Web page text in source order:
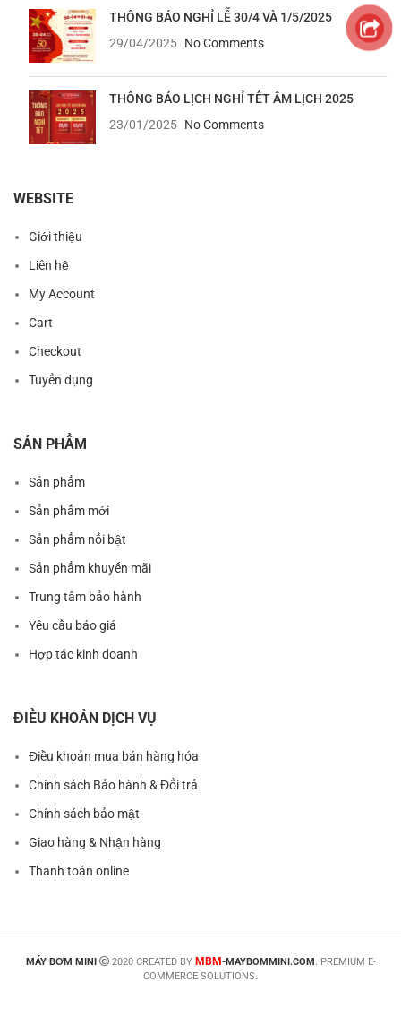
THÔNG BÁO NGHỈ LỄ 30/4 VÀ 1/5/2025
29/04/2025 No Comments
THÔNG BÁO LỊCH NGHỈ TẾT ÂM LỊCH 2025
23/01/2025 No Comments
WEBSITE
Giới thiệu
Liên hệ
My Account
Cart
Checkout
Tuyển dụng
SẢN PHẨM
Sản phẩm
Sản phẩm mới
Sản phẩm nổi bật
Sản phẩm khuyến mãi
Trung tâm bảo hành
Yêu cầu báo giá
Hợp tác kinh doanh
ĐIỀU KHOẢN DỊCH VỤ
Điều khoản mua bán hàng hóa
Chính sách Bảo hành & Đổi trả
Chính sách bảo mật
Giao hàng & Nhận hàng
Thanh toán online
MÁY BƠM MINI 2020 CREATED BY MBM-MAYBOMMINI.COM . PREMIUM E-
COMMERCE SOLUTIONS.